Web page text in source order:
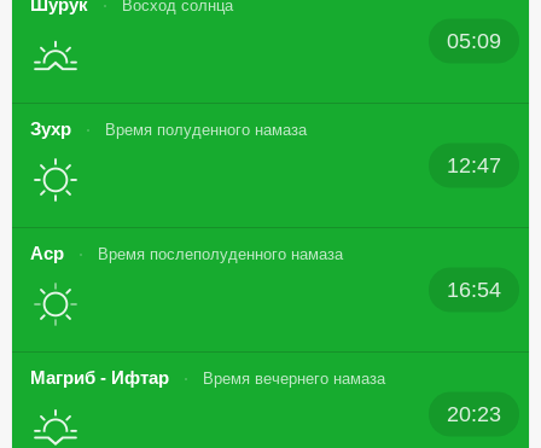
Шурук Восход солнца
05:09
Зухр Время полуденного намаза
12:47
Аср Время послеполуденного намаза
16:54
Магриб - Ифтар Время вечернего намаза
20:23